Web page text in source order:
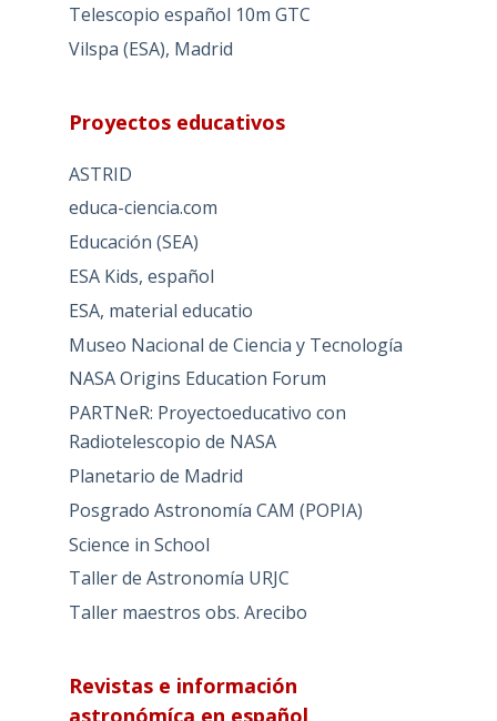
Telescopio español 10m GTC
Vilspa (ESA), Madrid
Proyectos educativos
ASTRID
educa-ciencia.com
Educación (SEA)
ESA Kids, español
ESA, material educatio
Museo Nacional de Ciencia y Tecnología
NASA Origins Education Forum
PARTNeR: Proyectoeducativo con
Radiotelescopio de NASA
Planetario de Madrid
Posgrado Astronomía CAM (POPIA)
Science in School
Taller de Astronomía URJC
Taller maestros obs. Arecibo
Revistas e información